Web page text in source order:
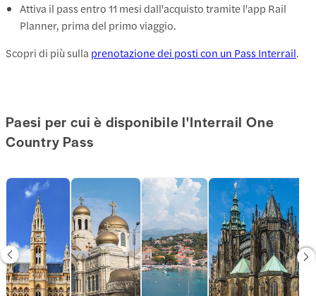
Attiva il pass entro 11 mesi dall'acquisto tramite l'app Rail
Planner, prima del primo viaggio.
Scopri di più sulla prenotazione dei posti con un Pass Interrail.
Paesi per cui è disponibile l'Interrail One
Country Pass